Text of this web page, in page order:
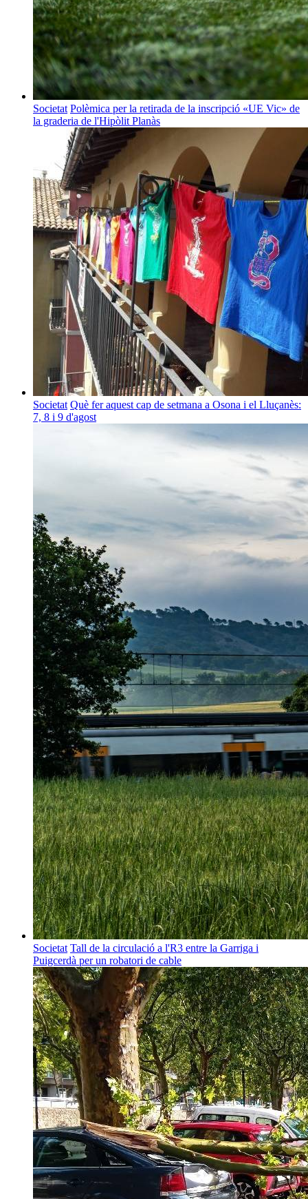
Societat Polèmica per la retirada de la inscripció «UE Vic» de
la graderia de l'Hipòlit Planàs
Societat Què fer aquest cap de setmana a Osona i el Lluçanès:
7, 8 i 9 d'agost
Societat Tall de la circulació a l'R3 entre la Garriga i
Puigcerdà per un robatori de cable